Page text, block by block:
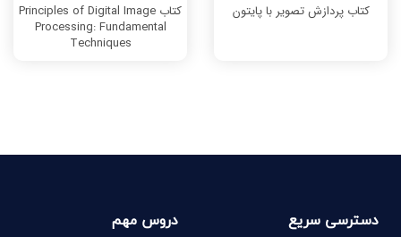
کتاب پردازش تصویر با پایتون
کتاب Principles of Digital Image
Processing: Fundamental
Techniques
دسترسی سریع دروس مهم